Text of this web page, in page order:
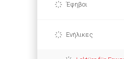
Έφηβοι
Ενήλικες